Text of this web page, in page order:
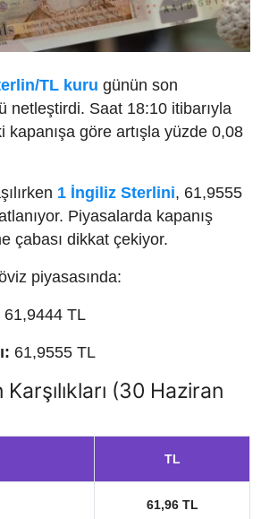
TL kuru günün son
netleştirdi. Saat 18:10 itibarıyla
kapanışa göre artışla yüzde 0,08
1 İngiliz Sterlini, 61,9555
Piyasalarda kapanış
çabası dikkat çekiyor.
piyasasında:
61,9444 TL
61,9555 TL
(30 Haziran
TL
61,96 TL